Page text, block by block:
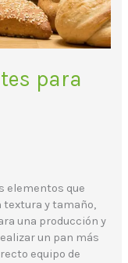
para
elementos que
textura y tamaño,
una producción y
un pan más
equipo de